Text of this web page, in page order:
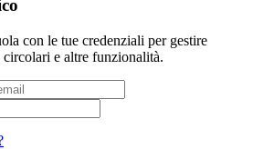
con le tue credenziali per gestire
e altre funzionalità.